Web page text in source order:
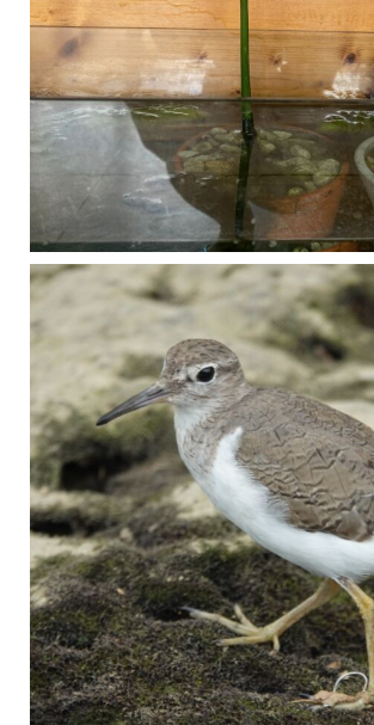
比謝川でよく見られる生き物 「イソシギ」の足に釣り針が(>_<) 比謝川は釣りが可